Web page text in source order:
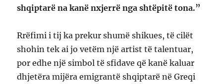
shqiptarë na kanë nxjerrë nga shtëpitë tona.”
Rrëfimi i tij ka prekur shumë shikues, të cilët
shohin tek ai jo vetëm një artist të talentuar,
por edhe një simbol të sfidave që kanë kaluar
dhjetëra mijëra emigrantë shqiptarë në Greqi